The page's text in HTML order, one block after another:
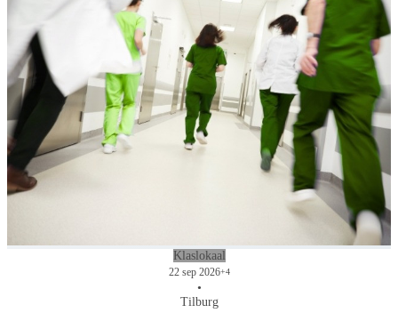
Klaslokaal
22 sep 2026+4
•
Tilburg